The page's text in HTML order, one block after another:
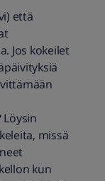
että
Jos kokeilet
missä
kun